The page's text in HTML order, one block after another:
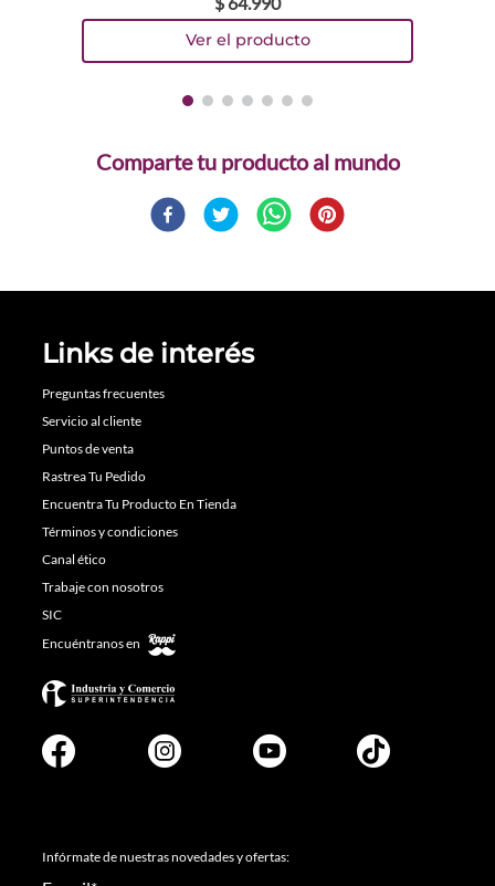
Comparte
Links de interés
Preguntas frecuentes
Servicio al cliente
Puntos de venta
Rastrea Tu Pedido
Encuentra Tu Producto En Tienda
Términos y condiciones
Canal ético
Trabaje con nosotros
SIC
Encuéntranos en
Infórmate de nuestras novedades y ofertas: